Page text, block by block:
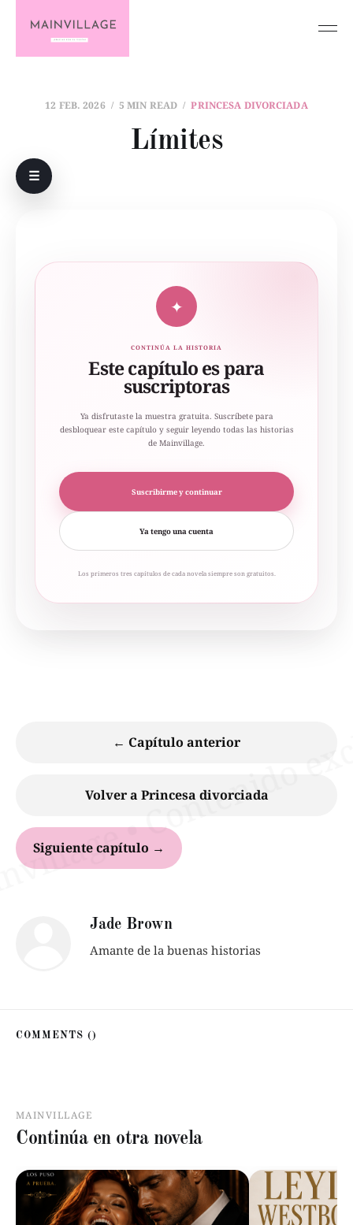
12 FEB. 2026 5 MIN READ PRINCESA DIVORCIADA
Límites
☰
✦
CONTINÚA LA HISTORIA
Este capítulo es para
suscriptoras
Ya disfrutaste la muestra gratuita. Suscríbete para
desbloquear este capítulo y seguir leyendo todas las historias
de Mainvillage.
Suscribirme y continuar
Ya tengo una cuenta
Los primeros tres capítulos de cada novela siempre son gratuitos.
← Capítulo anterior
Volver a Princesa divorciada
Siguiente capítulo →
Jade Brown
Amante de la buenas historias
COMMENTS ()
MAINVILLAGE
Continúa en otra novela